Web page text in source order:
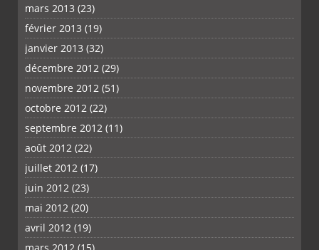
mars 2013 (23)
février 2013 (19)
janvier 2013 (32)
décembre 2012 (29)
novembre 2012 (51)
octobre 2012 (22)
septembre 2012 (11)
août 2012 (22)
juillet 2012 (17)
juin 2012 (23)
mai 2012 (20)
avril 2012 (19)
mars 2012 (15)